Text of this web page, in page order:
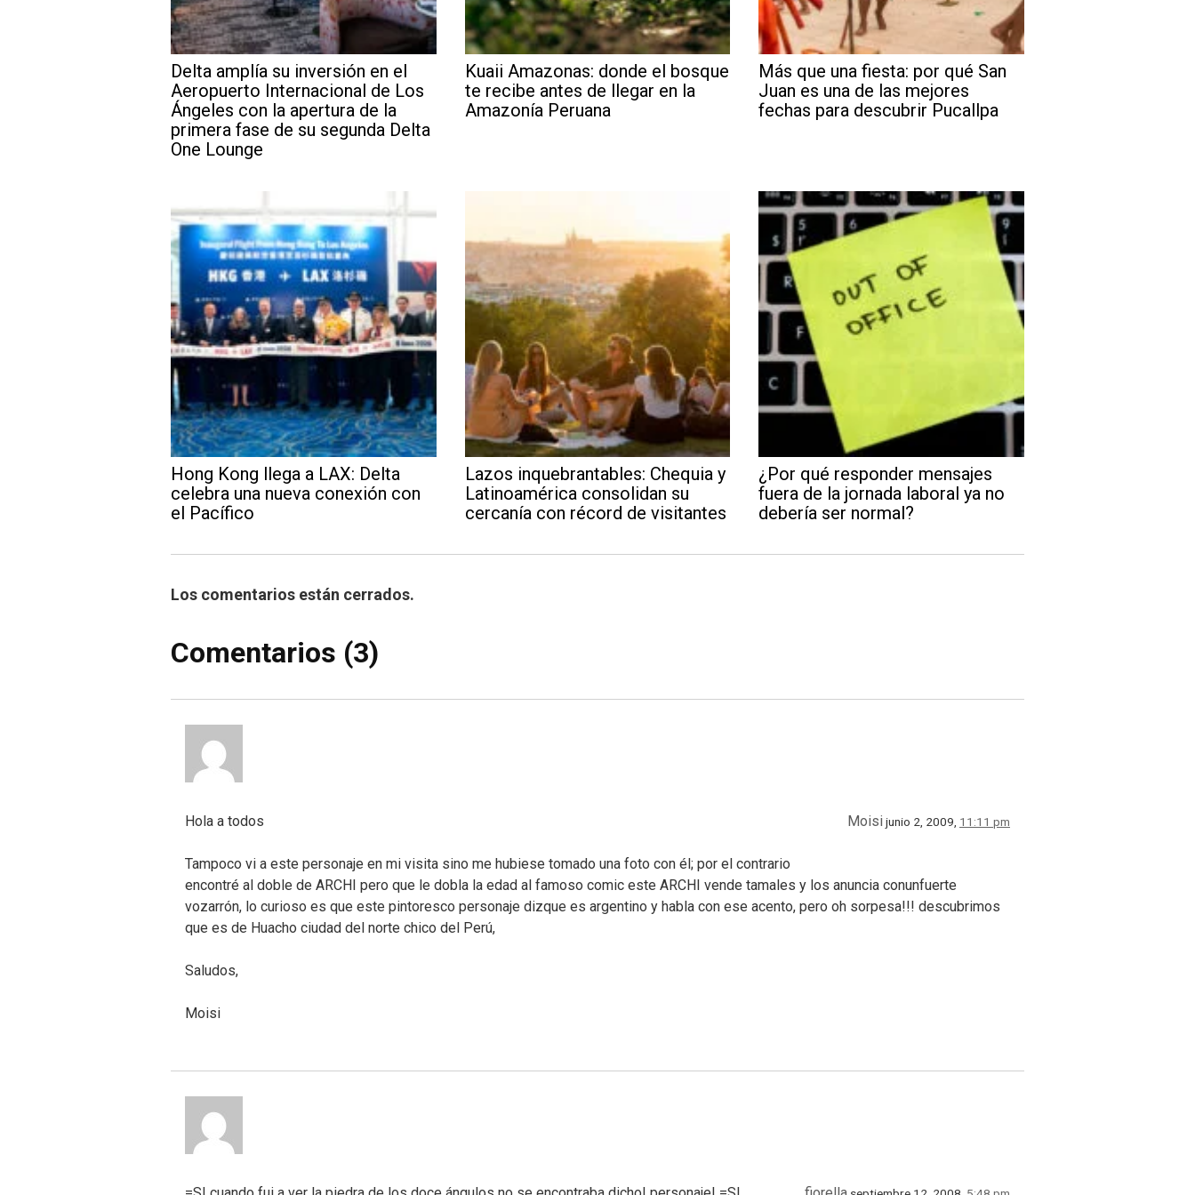
Delta amplía su inversión en el
Aeropuerto Internacional de Los
Ángeles con la apertura de la
primera fase de su segunda Delta
One Lounge
Kuaii Amazonas: donde el bosque
te recibe antes de llegar en la
Amazonía Peruana
Más que una fiesta: por qué San
Juan es una de las mejores
fechas para descubrir Pucallpa
Hong Kong llega a LAX: Delta
celebra una nueva conexión con
el Pacífico
Lazos inquebrantables: Chequia y
Latinoamérica consolidan su
cercanía con récord de visitantes
¿Por qué responder mensajes
fuera de la jornada laboral ya no
debería ser normal?
Los comentarios están cerrados.
Comentarios (3)
Moisi junio 2, 2009, 11:11 pm
Hola a todos
Tampoco vi a este personaje en mi visita sino me hubiese tomado una foto con él; por el contrario
encontré al doble de ARCHI pero que le dobla la edad al famoso comic este ARCHI vende tamales y los anuncia conunfuerte
vozarrón, lo curioso es que este pintoresco personaje dizque es argentino y habla con ese acento, pero oh sorpesa!!! descubrimos
que es de Huacho ciudad del norte chico del Perú,
Saludos,
Moisi